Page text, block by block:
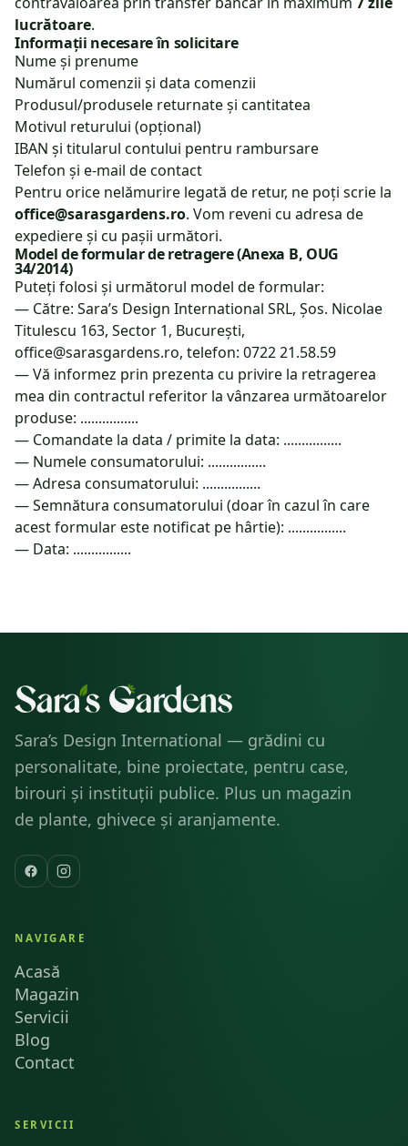
lucrătoare.
Informații necesare în solicitare
Nume și prenume
Numărul comenzii și data comenzii
Produsul/produsele returnate și cantitatea
Motivul returului (opțional)
IBAN și titularul contului pentru rambursare
Telefon și e-mail de contact
Pentru orice nelămurire legată de retur, ne poți scrie la
office@sarasgardens.ro. Vom reveni cu adresa de
expediere și cu pașii următori.
Model de formular de retragere (Anexa B, OUG
34/2014)
Puteți folosi și următorul model de formular:
— Către: Sara’s Design International SRL, Șos. Nicolae
Titulescu 163, Sector 1, București,
office@sarasgardens.ro, telefon: 0722 21.58.59
— Vă informez prin prezenta cu privire la retragerea
mea din contractul referitor la vânzarea următoarelor
produse: ................
— Comandate la data / primite la data: ................
— Numele consumatorului: ................
— Adresa consumatorului: ................
— Semnătura consumatorului (doar în cazul în care
acest formular este notificat pe hârtie): ................
— Data: ................
Sara’s Design International — grădini cu
personalitate, bine proiectate, pentru case,
birouri și instituții publice. Plus un magazin
de plante, ghivece și aranjamente.
NAVIGARE
Acasă
Magazin
Servicii
Blog
Contact
SERVICII